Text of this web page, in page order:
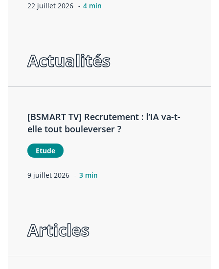
22 juillet 2026 4 min
Actualités
[BSMART TV] Recrutement : l’IA va-t-
elle tout bouleverser ?
Etude
9 juillet 2026 3 min
Articles